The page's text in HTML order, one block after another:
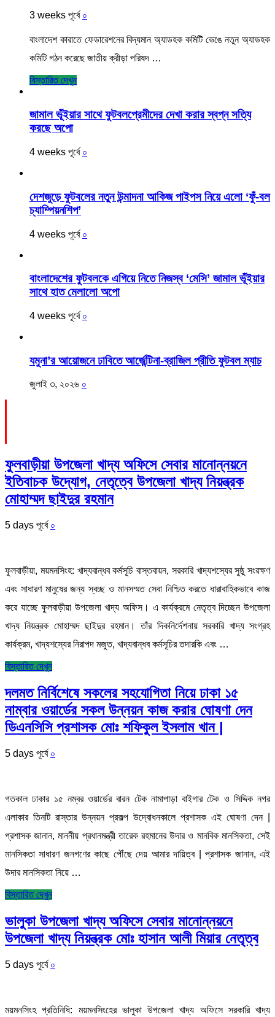
3 weeks পূর্বে ০
বাংলাদেশ কারাতে ফেডারেশনের বিদ্যমান অ্যাডহক কমিটি ভেঙে নতুন অ্যাডহক
কমিটি গঠন করেছে জাতীয় ক্রীড়া পরিষদ …
বিস্তারিত দেখুন
জামাল ভূঁইয়ার সাথে ফুটবলপ্রেমীদের দেখা করার স্বপ্ন সত্যি
করছে অপো
4 weeks পূর্বে ০
দেশজুড়ে ফুটবলের নতুন উন্মাদনা আকিজ পাইপস নিয়ে এলো ‘ফুঁ-বল
চ্যাম্পিয়নশিপ’
4 weeks পূর্বে ০
বাংলাদেশের ফুটবলকে এগিয়ে নিতে নিজস্ব ‘মেসি’ জামাল ভূঁইয়ার
সাথে হাত মেলালো অপো
4 weeks পূর্বে ০
যমুনা’র আয়োজনে ঢাবিতে আর্জেন্টিনা-ব্রাজিল প্রীতি ফুটবল ম্যাচ
জুলাই ৩, ২০২৬ ০
ফুলবাড়ীয়া উপজেলা খাদ্য অফিসে সেবার মানোন্নয়নে
ইতিবাচক উদ্যোগ, নেতৃত্বে উপজেলা খাদ্য নিয়ন্ত্রক
মোহাম্মদ ছাইদুর রহমান
5 days পূর্বে ০
ফুলবাড়ীয়া, ময়মনসিংহ: খাদ্যবান্ধব কর্মসূচি বাস্তবায়ন, সরকারি খাদ্যশস্যের সুষ্ঠু সংরক্ষণ
এবং সাধারণ মানুষের জন্য স্বচ্ছ ও মানসম্মত সেবা নিশ্চিত করতে ধারাবাহিকভাবে কাজ
করে যাচ্ছে ফুলবাড়ীয়া উপজেলা খাদ্য অফিস। এ কার্যক্রমে নেতৃত্ব দিচ্ছেন উপজেলা
খাদ্য নিয়ন্ত্রক মোহাম্মদ ছাইদুর রহমান। তাঁর দিকনির্দেশনায় সরকারি খাদ্য সংগ্রহ
কার্যক্রম, খাদ্যশস্যের নিরাপদ মজুত, খাদ্যবান্ধব কর্মসূচির তদারকি এবং …
বিস্তারিত দেখুন
দলমত নির্বিশেষে সকলের সহযোগিতা নিয়ে ঢাকা ১৫
নাম্বার ওয়ার্ডের সকল উন্নয়ন কাজ করার ঘোষণা দেন
ডিএনসিসি প্রশাসক মোঃ শফিকুল ইসলাম খান |
5 days পূর্বে ০
গতকাল ঢাকার ১৫ নম্বর ওয়ার্ডের বারন টেক নামাপাড়া বাইগার টেক ও সিদ্দিক নগর
এলাকার তিনটি রাস্তার উন্নয়ন প্রকল্প উদ্বোধনকালে প্রশাসক এই ঘোষণা দেন |
প্রশাসক জানান, মাননীয় প্রধানমন্ত্রী তারেক রহমানের উদার ও মানবিক মানসিকতা, সেই
মানসিকতা সাধারণ জনগণের কাছে পৌঁছে দেয় আমার দায়িত্ব | প্রশাসক জানান, এই
উদার মানসিকতা নিয়ে …
বিস্তারিত দেখুন
ভালুকা উপজেলা খাদ্য অফিসে সেবার মানোন্নয়নে
উপজেলা খাদ্য নিয়ন্ত্রক মোঃ হাসান আলী মিয়ার নেতৃত্ব
5 days পূর্বে ০
ময়মনসিংহ প্রতিনিধি: ময়মনসিংহের ভালুকা উপজেলা খাদ্য অফিসে সরকারি খাদ্য